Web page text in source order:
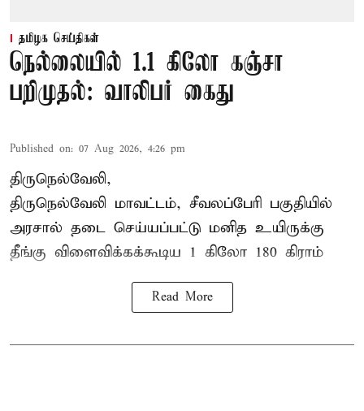
தமிழக செய்திகள்
நெல்லையில் 1.1 கிலோ கஞ்சா
பறிமுதல்: வாலிபர் கைது
Published on: 07 Aug 2026, 4:26 pm
திருநெல்வேலி,
திருநெல்வேலி மாவட்டம், சீவலப்பேரி பகுதியில்
அரசால் தடை செய்யப்பட்டு மனித உயிருக்கு
தீங்கு விளைவிக்கக்கூடிய 1 கிலோ 180 கிராம்
Read More